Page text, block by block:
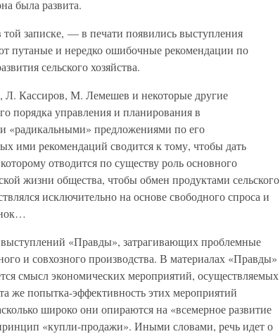
была развита.
записке, — в печати появились выступления
путаные и нередко ошибочные рекомендации по
сельского хозяйства.
Кассиров, М. Лемешев и некоторые другие
порядка управления и планирования в
и «радикальными» предложениями по его
ими рекомендаций сводится к тому, чтобы дать
отводится по существу роль основного
жизни общества, чтобы обмен продуктами сельского
исключительно на основе свободного спроса и
«Правды», затрагивающих проблемные
и совхозного производства. В материалах «Правды»
смысл экономических мероприятий, осуществляемых
же попытка-эффективность этих мероприятий
широко они опираются на «всемерное развитие
«купли-продажи». Иными словами, речь идет о